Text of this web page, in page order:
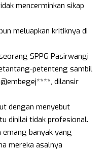
mencerminkan sikap
meluapkan kritiknya di
SPPG Pasirwangi
petenteng sambil
dilansir
dengan menyebut
dinilai tidak profesional.
emang banyak yang
mereka asalnya